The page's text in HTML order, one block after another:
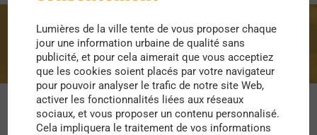
bioclimatologue
Lumières de la ville tente de vous proposer chaque
jour une information urbaine de qualité sans
publicité, et pour cela aimerait que vous acceptiez
que les cookies soient placés par votre navigateur
pour pouvoir analyser le trafic de notre site Web,
activer les fonctionnalités liées aux réseaux
sociaux, et vous proposer un contenu personnalisé.
Cela impliquera le traitement de vos informations